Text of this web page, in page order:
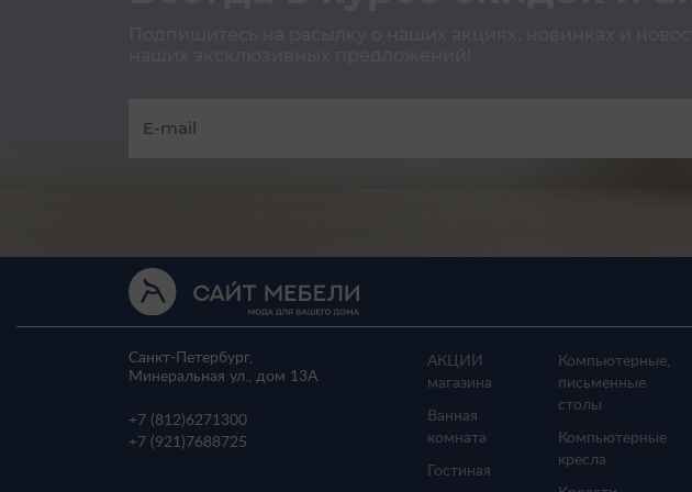
Санкт-Петербург,
Минеральная ул., дом 13A
+7 (812)6271300
+7 (921) 7688725
АКЦИИ
магазина
Ванная
комната
Гостиная
Компьютерные,
письменные
столы
Компьютерные
кресла